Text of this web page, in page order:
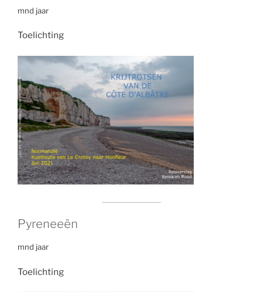
mnd jaar
Toelichting
Pyreneeën
mnd jaar
Toelichting